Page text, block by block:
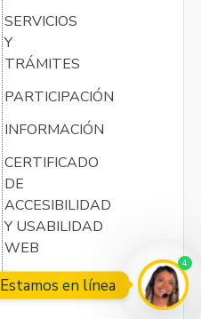
SERVICIOS
Y
TRÁMITES
PARTICIPACIÓN
INFORMACIÓN
CERTIFICADO
DE
ACCESIBILIDAD
Y USABILIDAD
WEB
Estamos en línea
4